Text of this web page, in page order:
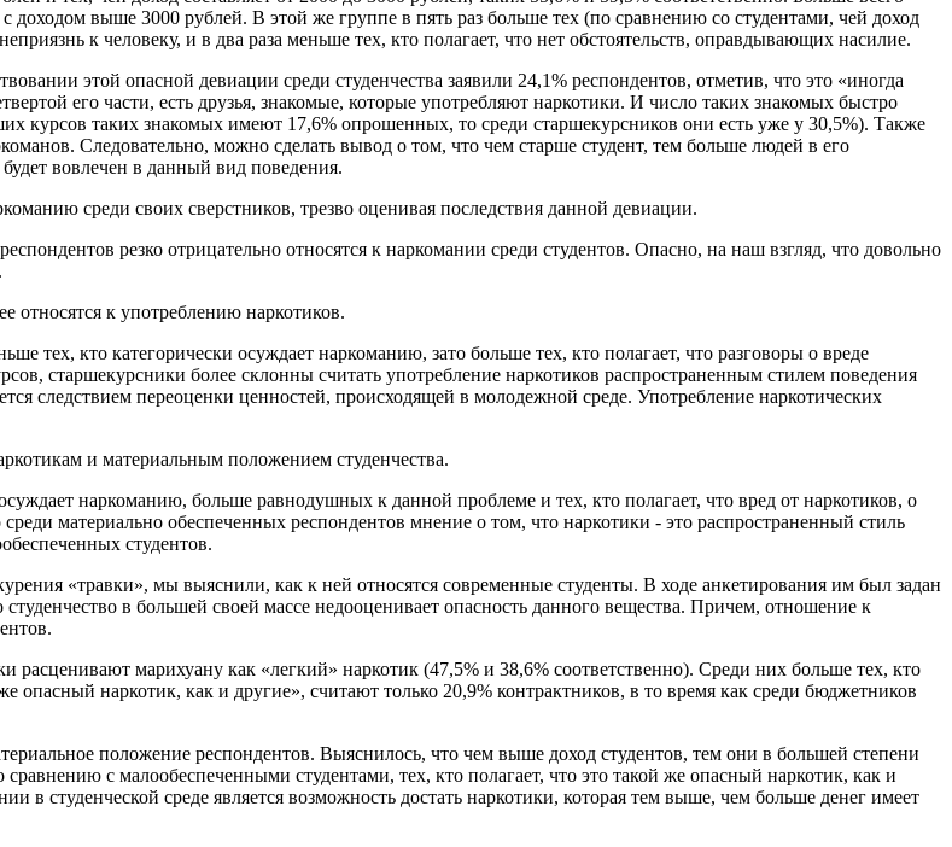
выше 3000 рублей. В этой же группе в пять раз больше тех (по сравнению со студентами, чей доход
к человеку, и в два раза меньше тех, кто полагает, что нет обстоятельств, оправдывающих насилие.
этой опасной девиации среди студенчества заявили 24,1% респондентов, отметив, что это «иногда
его части, есть друзья, знакомые, которые употребляют наркотики. И число таких знакомых быстро
курсов таких знакомых имеют 17,6% опрошенных, то среди старшекурсников они есть уже у 30,5%). Также
Следовательно, можно сделать вывод о том, что чем старше студент, тем больше людей в его
вовлечен в данный вид поведения.
среди своих сверстников, трезво оценивая последствия данной девиации.
резко отрицательно относятся к наркомании среди студентов. Опасно, на наш взгляд, что довольно
относятся к употреблению наркотиков.
тех, кто категорически осуждает наркоманию, зато больше тех, кто полагает, что разговоры о вреде
старшекурсники более склонны считать употребление наркотиков распространенным стилем поведения
следствием переоценки ценностей, происходящей в молодежной среде. Употребление наркотических
и материальным положением студенчества.
наркоманию, больше равнодушных к данной проблеме и тех, кто полагает, что вред от наркотиков, о
материально обеспеченных респондентов мнение о том, что наркотики - это распространенный стиль
студентов.
«травки», мы выяснили, как к ней относятся современные студенты. В ходе анкетирования им был задан
в большей своей массе недооценивает опасность данного вещества. Причем, отношение к
марихуану как «легкий» наркотик (47,5% и 38,6% соответственно). Среди них больше тех, кто
опасный наркотик, как и другие», считают только 20,9% контрактников, в то время как среди бюджетников
положение респондентов. Выяснилось, что чем выше доход студентов, тем они в большей степени
с малообеспеченными студентами, тех, кто полагает, что это такой же опасный наркотик, как и
студенческой среде является возможность достать наркотики, которая тем выше, чем больше денег имеет